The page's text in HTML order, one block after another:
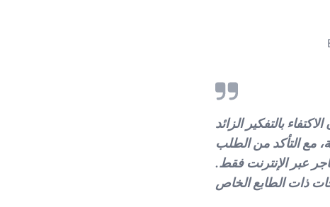
بالتفكير الزائد
مع التأكد من الطلب
عبر الإنترنت فقط.